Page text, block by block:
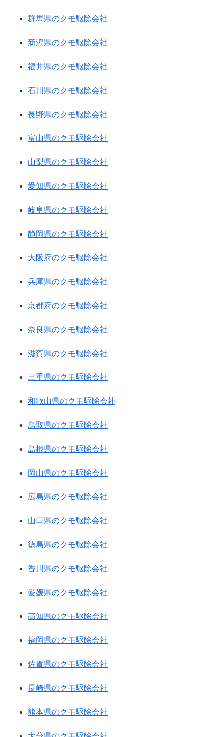
群馬県のクモ駆除会社
新潟県のクモ駆除会社
福井県のクモ駆除会社
石川県のクモ駆除会社
長野県のクモ駆除会社
富山県のクモ駆除会社
山梨県のクモ駆除会社
愛知県のクモ駆除会社
岐阜県のクモ駆除会社
静岡県のクモ駆除会社
大阪府のクモ駆除会社
兵庫県のクモ駆除会社
京都府のクモ駆除会社
奈良県のクモ駆除会社
滋賀県のクモ駆除会社
三重県のクモ駆除会社
和歌山県のクモ駆除会社
鳥取県のクモ駆除会社
島根県のクモ駆除会社
岡山県のクモ駆除会社
広島県のクモ駆除会社
山口県のクモ駆除会社
徳島県のクモ駆除会社
香川県のクモ駆除会社
愛媛県のクモ駆除会社
高知県のクモ駆除会社
福岡県のクモ駆除会社
佐賀県のクモ駆除会社
長崎県のクモ駆除会社
熊本県のクモ駆除会社